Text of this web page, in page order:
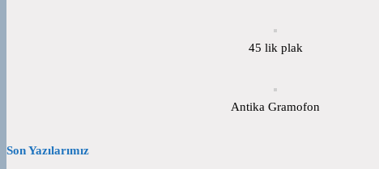
45 lik plak
Antika Gramofon
Son Yazılarımız